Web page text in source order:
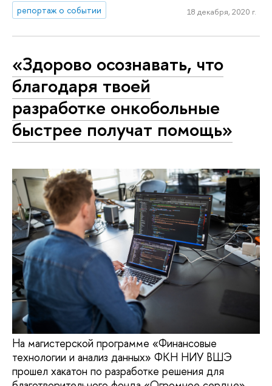
репортаж о событии 18 декабря, 2020 г.
«Здорово осознавать, что
благодаря твоей
разработке онкобольные
быстрее получат помощь»
На магистерской программе «Финансовые
технологии и анализ данных» ФКН НИУ ВШЭ
прошел хакатон по разработке решения для